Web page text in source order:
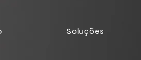
Soluções